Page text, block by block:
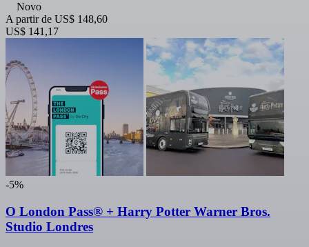
Novo
A partir de US$ 148,60
US$ 141,17
-5%
O London Pass® + Harry Potter Warner Bros.
Studio Londres